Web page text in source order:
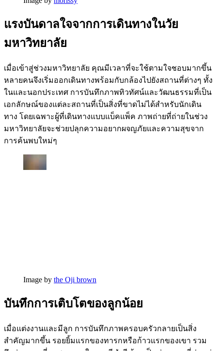
แรงบันดาลใจจากการเดินทางในวัย
มหาวิทยาลัย
เมื่อเข้าสู่ช่วงมหาวิทยาลัย คุณมีเวลาที่จะใช้ตามใจชอบมากขึ้น
หลายคนจึงเริ่มออกเดินทางพร้อมกับกล้องไปยังสถานที่ต่างๆ ทั้ง
ในและนอกประเทศ การบันทึกภาพทิวทัศน์และวัฒนธรรมที่เป็น
เอกลักษณ์ของแต่ละสถานที่เป็นสิ่งที่ขาดไม่ได้สำหรับนักเดิน
ทาง โดยเฉพาะผู้ที่เดินทางแบบแบ็คแพ็ค ภาพถ่ายที่ถ่ายในช่วง
มหาวิทยาลัยจะช่วยปลุกความอยากผจญภัยและความสุขจาก
การค้นพบใหม่ๆ
Image by the Oji brown
บันทึกการเติบโตของลูกน้อย
เมื่อแต่งงานและมีลูก การบันทึกภาพครอบครัวกลายเป็นสิ่ง
สำคัญมากขึ้น รอยยิ้มแรกของทารกหรือก้าวแรกของเขา รวม